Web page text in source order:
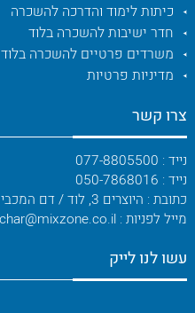
כיתות לימוד והדרכה להשכרה
חדר ישיבות להשכרה בלוד
משרדים פרטיים להשכרה בלוד
מדיניות פרטיות
צרו קשר
נייד : 077-8805500
נייד : 050-7868016
כתובת : היוצרים 3, לוד / דם המכבים 36, מודיעין
מייל לפניות : shachar@mixzone.co.il
עשו לנו לייק